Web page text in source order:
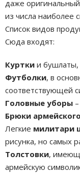
даже
из числа наиболее
Список видов
Сюда входят:
Куртки и бушлаты,
Футболки, в
соответствующей
Головные уборы
Брюки
Легкие милитари
рисунка, но самых
Толстовки,
армейскую